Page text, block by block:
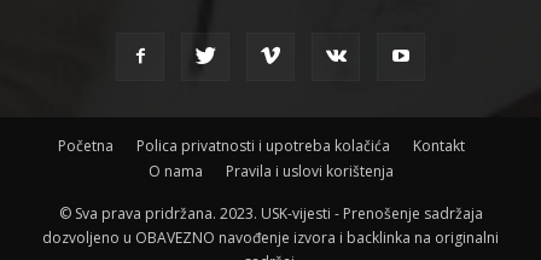
Početna Polica privatnosti i upotreba kolačića
Kontakt
O nama
Pravila i uslovi korištenja
© Sva prava pridržana. 2023. USK-vijesti - Prenošenje sadržaja
dozvoljeno u OBAVEZNO navođenje izvora i backlinka na originalni